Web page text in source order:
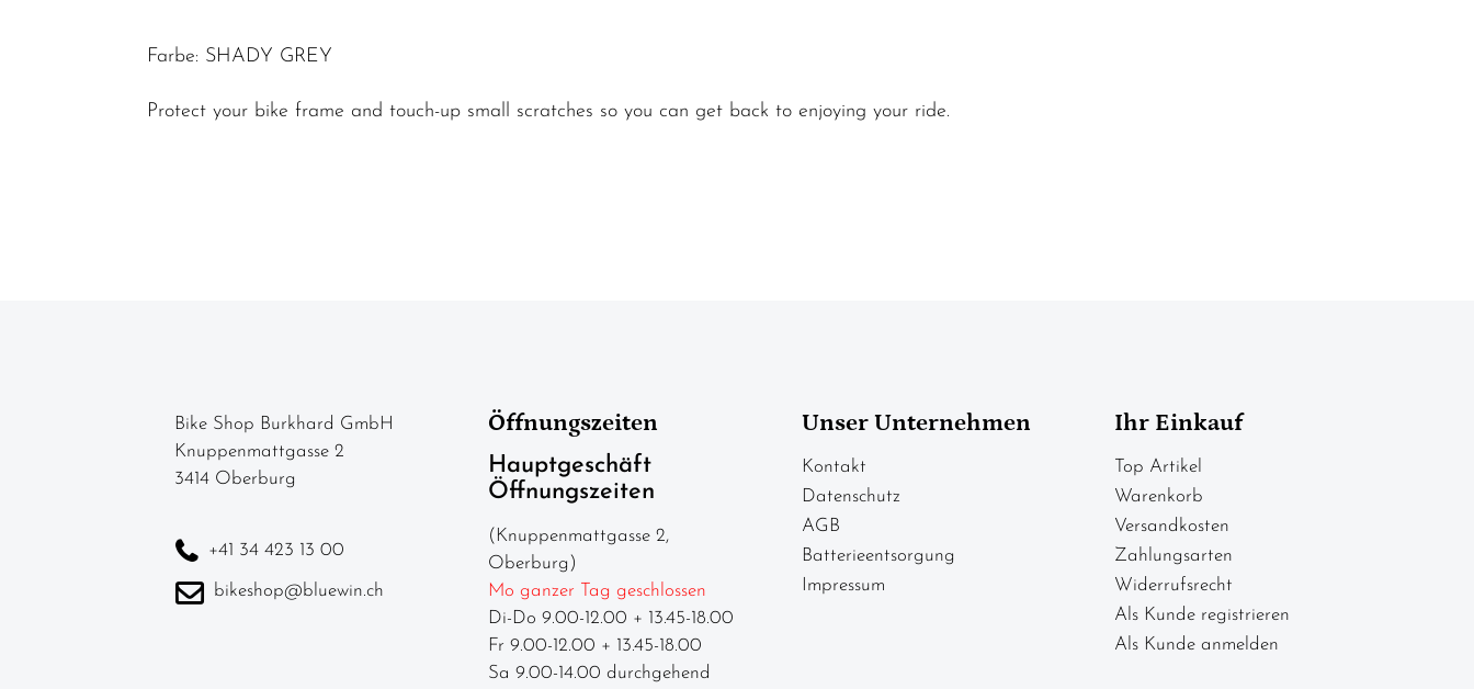
Farbe: SHADY GREY
Protect your bike frame and touch-up small scratches so you can get back to enjoying your ride.
Bike Shop Burkhard GmbH
Knuppenmattgasse 2
3414 Oberburg
+41 34 423 13 00
bikeshop@bluewin.ch
Öffnungszeiten
Hauptgeschäft
Öffnungszeiten
(Knuppenmattgasse 2,
Oberburg)
Mo ganzer Tag geschlossen
Di-Do 9.00-12.00 + 13.45-18.00
Fr 9.00-12.00 + 13.45-18.00
Sa 9.00-14.00 durchgehend
Unser Unternehmen
Kontakt
Datenschutz
AGB
Batterieentsorgung
Impressum
Ihr Einkauf
Top Artikel
Warenkorb
Versandkosten
Zahlungsarten
Widerrufsrecht
Als Kunde registrieren
Als Kunde anmelden